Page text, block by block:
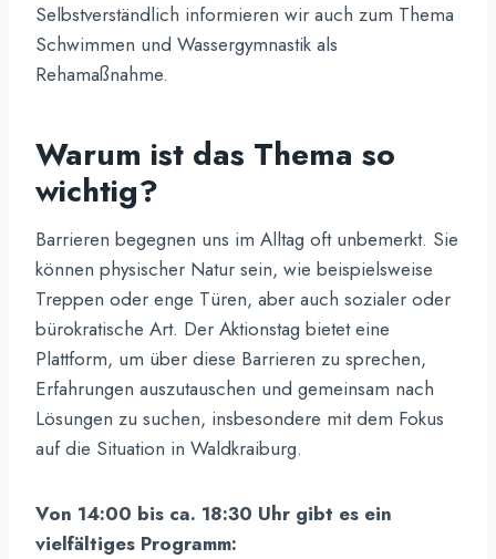
Selbstverständlich informieren wir auch zum Thema
Schwimmen und Wassergymnastik als
Rehamaßnahme.
Warum ist das Thema so
wichtig?
Barrieren begegnen uns im Alltag oft unbemerkt. Sie
können physischer Natur sein, wie beispielsweise
Treppen oder enge Türen, aber auch sozialer oder
bürokratische Art. Der Aktionstag bietet eine
Plattform, um über diese Barrieren zu sprechen,
Erfahrungen auszutauschen und gemeinsam nach
Lösungen zu suchen, insbesondere mit dem Fokus
auf die Situation in Waldkraiburg.
Von 14:00 bis ca. 18:30 Uhr gibt es ein
vielfältiges Programm: